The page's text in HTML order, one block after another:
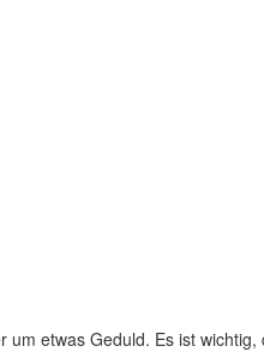
etwas Geduld. Es ist